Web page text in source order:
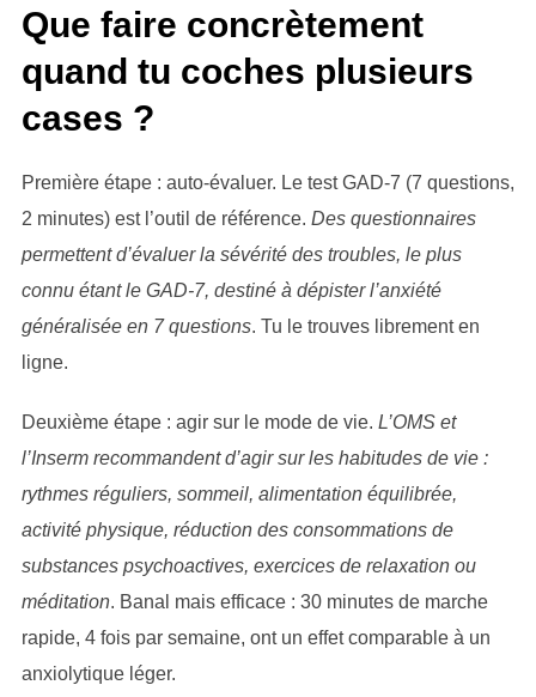
Que faire concrètement
quand tu coches plusieurs
cases ?
Première étape : auto-évaluer. Le test GAD-7 (7 questions,
2 minutes) est l’outil de référence. Des questionnaires
permettent d’évaluer la sévérité des troubles, le plus
connu étant le GAD-7, destiné à dépister l’anxiété
généralisée en 7 questions. Tu le trouves librement en
ligne.
Deuxième étape : agir sur le mode de vie. L’OMS et
l’Inserm recommandent d’agir sur les habitudes de vie :
rythmes réguliers, sommeil, alimentation équilibrée,
activité physique, réduction des consommations de
substances psychoactives, exercices de relaxation ou
méditation. Banal mais efficace : 30 minutes de marche
rapide, 4 fois par semaine, ont un effet comparable à un
anxiolytique léger.